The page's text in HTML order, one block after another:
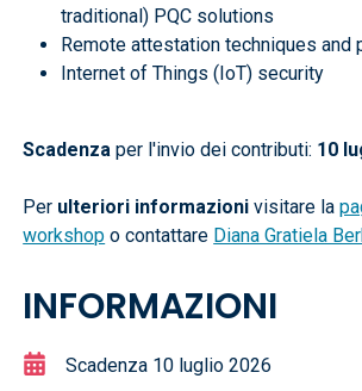
traditional) PQC solutions
Remote attestation techniques and
Internet of Things (IoT) security
Scadenzaper l'invio dei contributi: 10
Per ulteriori informazioni visitare la
workshop o contattare Diana Gratiela
INFORMAZIONI
Scadenza 10 luglio 2026